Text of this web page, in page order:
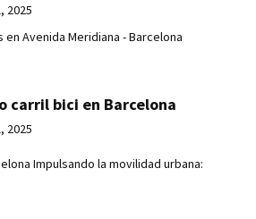
2025
Avenida Meridiana - Barcelona
carril bici en Barcelona
2025
Impulsando la movilidad urbana: